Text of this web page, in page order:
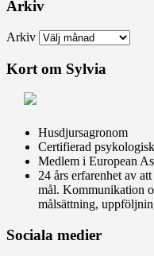
Arkiv
Arkiv
Kort om Sylvia
Husdjursagronom
Certifierad
Medlem i European
24 års erfarenhet av
mål. Kommunikation
målsättning,
Sociala medier